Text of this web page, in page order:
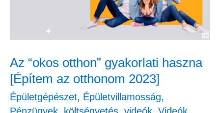
Az “okos otthon” gyakorlati haszna
[Építem az otthonom 2023]
Épületgépészet, Épületvillamosság,
Pénzügyek, költségvetés, videók, Videók,
2023]